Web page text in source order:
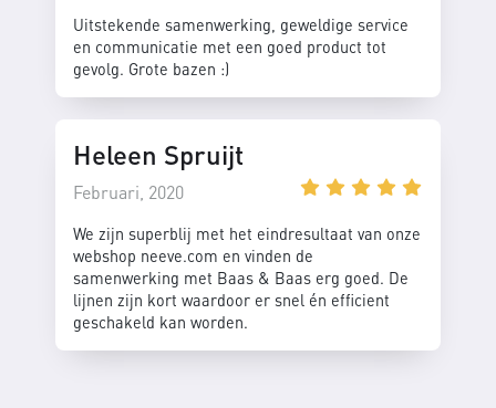
Uitstekende samenwerking, geweldige service
en communicatie met een goed product tot
gevolg. Grote bazen :)
Heleen Spruijt
Februari, 2020
We zijn superblij met het eindresultaat van onze
webshop neeve.com en vinden de
samenwerking met Baas & Baas erg goed. De
lijnen zijn kort waardoor er snel én efficient
geschakeld kan worden.